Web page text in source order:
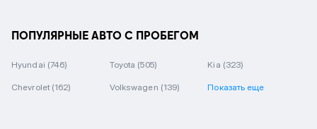
ПОПУЛЯРНЫЕ АВТО С ПРОБЕГОМ
Hyundai (746) Toyota (505) Kia (323)
Chevrolet (162) Volkswagen (139) Показать еще